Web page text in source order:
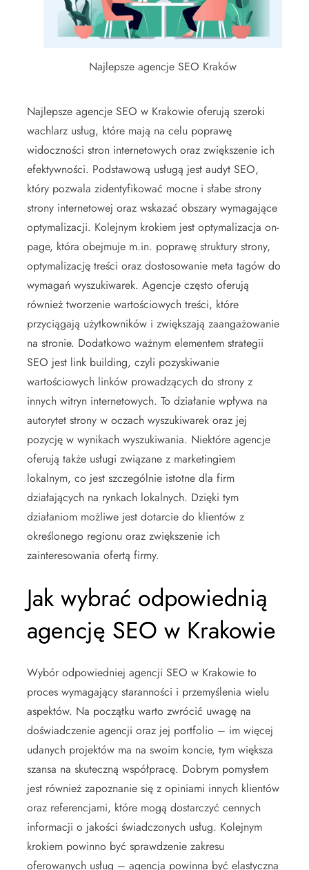
Najlepsze agencje SEO Kraków
Najlepsze agencje SEO w Krakowie oferują szeroki
wachlarz usług, które mają na celu poprawę
widoczności stron internetowych oraz zwiększenie ich
efektywności. Podstawową usługą jest audyt SEO,
który pozwala zidentyfikować mocne i słabe strony
strony internetowej oraz wskazać obszary wymagające
optymalizacji. Kolejnym krokiem jest optymalizacja on-
page, która obejmuje m.in. poprawę struktury strony,
optymalizację treści oraz dostosowanie meta tagów do
wymagań wyszukiwarek. Agencje często oferują
również tworzenie wartościowych treści, które
przyciągają użytkowników i zwiększają zaangażowanie
na stronie. Dodatkowo ważnym elementem strategii
SEO jest link building, czyli pozyskiwanie
wartościowych linków prowadzących do strony z
innych witryn internetowych. To działanie wpływa na
autorytet strony w oczach wyszukiwarek oraz jej
pozycję w wynikach wyszukiwania. Niektóre agencje
oferują także usługi związane z marketingiem
lokalnym, co jest szczególnie istotne dla firm
działających na rynkach lokalnych. Dzięki tym
działaniom możliwe jest dotarcie do klientów z
określonego regionu oraz zwiększenie ich
zainteresowania ofertą firmy.
Jak wybrać odpowiednią
agencję SEO w Krakowie
Wybór odpowiedniej agencji SEO w Krakowie to
proces wymagający staranności i przemyślenia wielu
aspektów. Na początku warto zwrócić uwagę na
doświadczenie agencji oraz jej portfolio – im więcej
udanych projektów ma na swoim koncie, tym większa
szansa na skuteczną współpracę. Dobrym pomysłem
jest również zapoznanie się z opiniami innych klientów
oraz referencjami, które mogą dostarczyć cennych
informacji o jakości świadczonych usług. Kolejnym
krokiem powinno być sprawdzenie zakresu
oferowanych usług – agencja powinna być elastyczna